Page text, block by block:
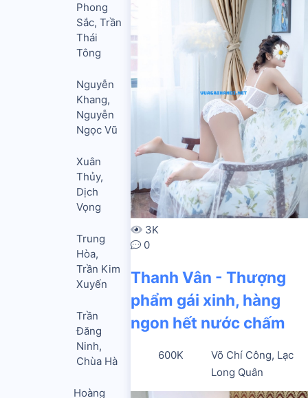
Phong
Sắc, Trần
Thái
Tông
Nguyễn
Khang,
Nguyễn
Ngọc Vũ
Xuân
Thủy,
Dịch
Vọng
Trung
Hòa,
Trần Kim
Xuyến
Trần
Đăng
Ninh,
Chùa Hà
Hoàng
3K
0
Thanh Vân - Thượng
phẩm gái xinh, hàng
ngon hết nước chấm
600K
Võ Chí Công, Lạc
Long Quân